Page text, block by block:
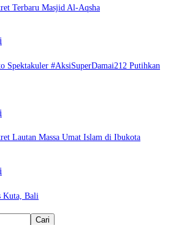
Terbaru Masjid Al-Aqsha
Spektakuler #AksiSuperDamai212 Putihkan
Lautan Massa Umat Islam di Ibukota
Kuta, Bali